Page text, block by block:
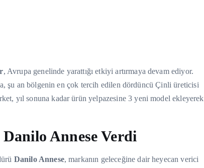
, Avrupa genelinde yarattığı etkiyi artırmaya devam ediyor.
şu an bölgenin en çok tercih edilen dördüncü Çinli üreticisi
yıl sonuna kadar ürün yelpazesine 3 yeni model ekleyerek
Annese Verdi
Danilo Annese, markanın geleceğine dair heyecan verici